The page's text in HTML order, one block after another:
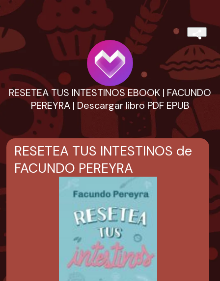
RESETEA TUS INTESTINOS EBOOK | FACUNDO
PEREYRA | Descargar libro PDF EPUB
RESETEA TUS INTESTINOS de
FACUNDO PEREYRA